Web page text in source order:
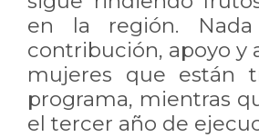
en la región.
contribución, apoyo y
mujeres que están
programa, mientras
el tercer año de